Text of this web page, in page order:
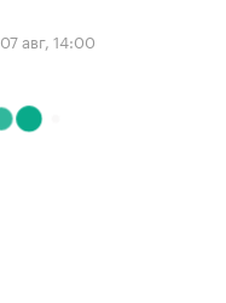
07 авг, 14:00